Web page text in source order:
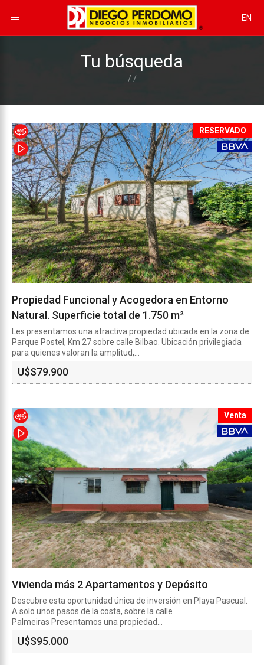
EN
Tu búsqueda
/ /
RESERVADO
Propiedad Funcional y Acogedora en Entorno
Natural. Superficie total de 1.750 m²
Les presentamos una atractiva propiedad ubicada en la zona de
Parque Postel, Km 27 sobre calle Bilbao. Ubicación privilegiada
para quienes valoran la amplitud,...
U$S79.900
Venta
Vivienda más 2 Apartamentos y Depósito
Descubre esta oportunidad única de inversión en Playa Pascual.
A solo unos pasos de la costa, sobre la calle
Palmeiras Presentamos una propiedad...
U$S95.000